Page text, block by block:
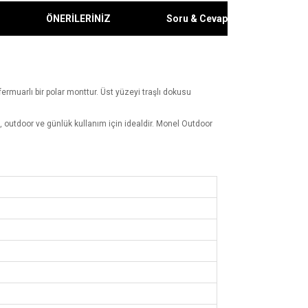
ÖNERİLERİNİZ Soru & Cevap
bir polar monttur. Üst yüzeyi traşlı dokusu
outdoor ve günlük kullanım için idealdir. Monel Outdoor